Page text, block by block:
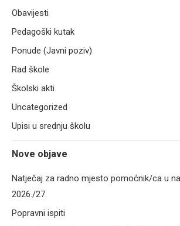
Obavijesti
Pedagoški kutak
Ponude (Javni poziv)
Rad škole
Školski akti
Uncategorized
Upisi u srednju školu
Nove objave
Natječaj za radno mjesto pomoćnik/ca u
2026./27.
Popravni ispiti